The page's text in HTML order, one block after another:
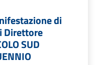
di
Direttore
SUD